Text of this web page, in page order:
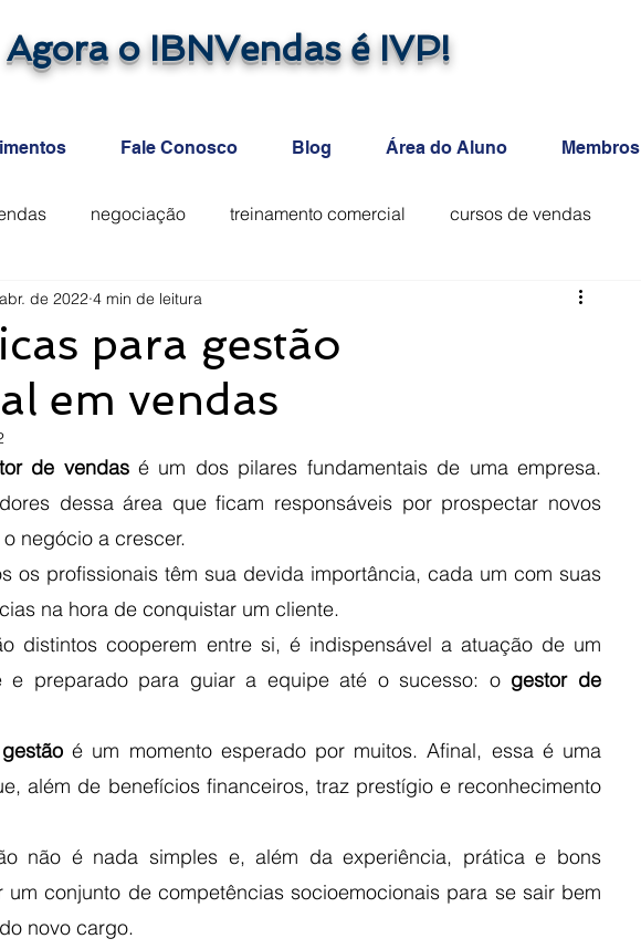
Agora o IBNVendas é IVP!
Fale Conosco Blog Área do Aluno Membros
negociação treinamento comercial cursos de vendas
para gestão
em vendas
de 2022 4 min de leitura
de vendas é um dos pilares fundamentais de uma empresa.
dessa área que ficam responsáveis por prospectar novos
negócio a crescer.
os profissionais têm sua devida importância, cada um com suas
na hora de conquistar um cliente.
distintos cooperem entre si, é indispensável a atuação de um
e preparado para guiar a equipe até o sucesso: o gestor de
é um momento esperado por muitos. Afinal, essa é uma
além de benefícios financeiros, traz prestígio e reconhecimento
não é nada simples e, além da experiência, prática e bons
um conjunto de competências socioemocionais para se sair bem
novo cargo.